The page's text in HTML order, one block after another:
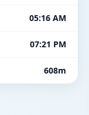
05:16 AM
07:21 PM
608m